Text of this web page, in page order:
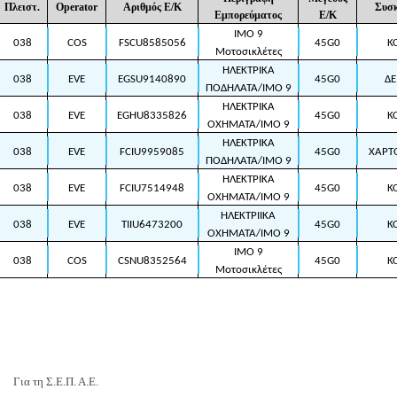
Πλειστ. Operator Αριθμός Ε/Κ
Εμπορεύματος
Ε/Κ
038 COS FSCU8585056
IMO 9
Μοτοσικλέτες
45G0
038 EVE EGSU9140890
ΗΛΕΚΤΡΙΚΑ
ΠΟΔΗΛΑΤΑ/ΙΜΟ 9
45G0
038 EVE EGHU8335826
ΗΛΕΚΤΡΙΚΑ
ΟΧΗΜΑΤΑ/ΙΜΟ 9
45G0
038 EVE FCIU9959085
ΗΛΕΚΤΡΙΚΑ
ΠΟΔΗΛΑΤΑ/ΙΜΟ 9
45G0
038 EVE FCIU7514948
ΗΛΕΚΤΡΙΚΑ
ΟΧΗΜΑΤΑ/ΙΜΟ 9
45G0
038 EVE TIIU6473200
ΗΛΕΚΤΡΙΙΚΑ
ΟΧΗΜΑΤΑ/ΙΜΟ 9
45G0
038 COS CSNU8352564
IMO 9
Μοτοσικλέτες
45G0
Για τη Σ.Ε.Π. Α.Ε.